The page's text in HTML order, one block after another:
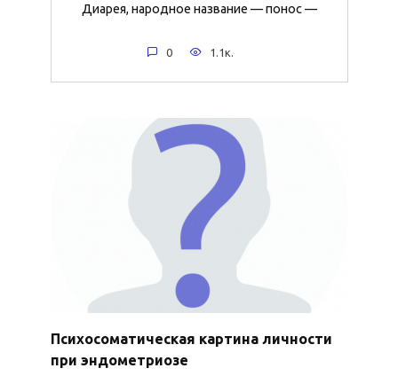
Диарея, народное название — понос —
0 1.1к.
Психосоматическая картина личности
при эндометриозе